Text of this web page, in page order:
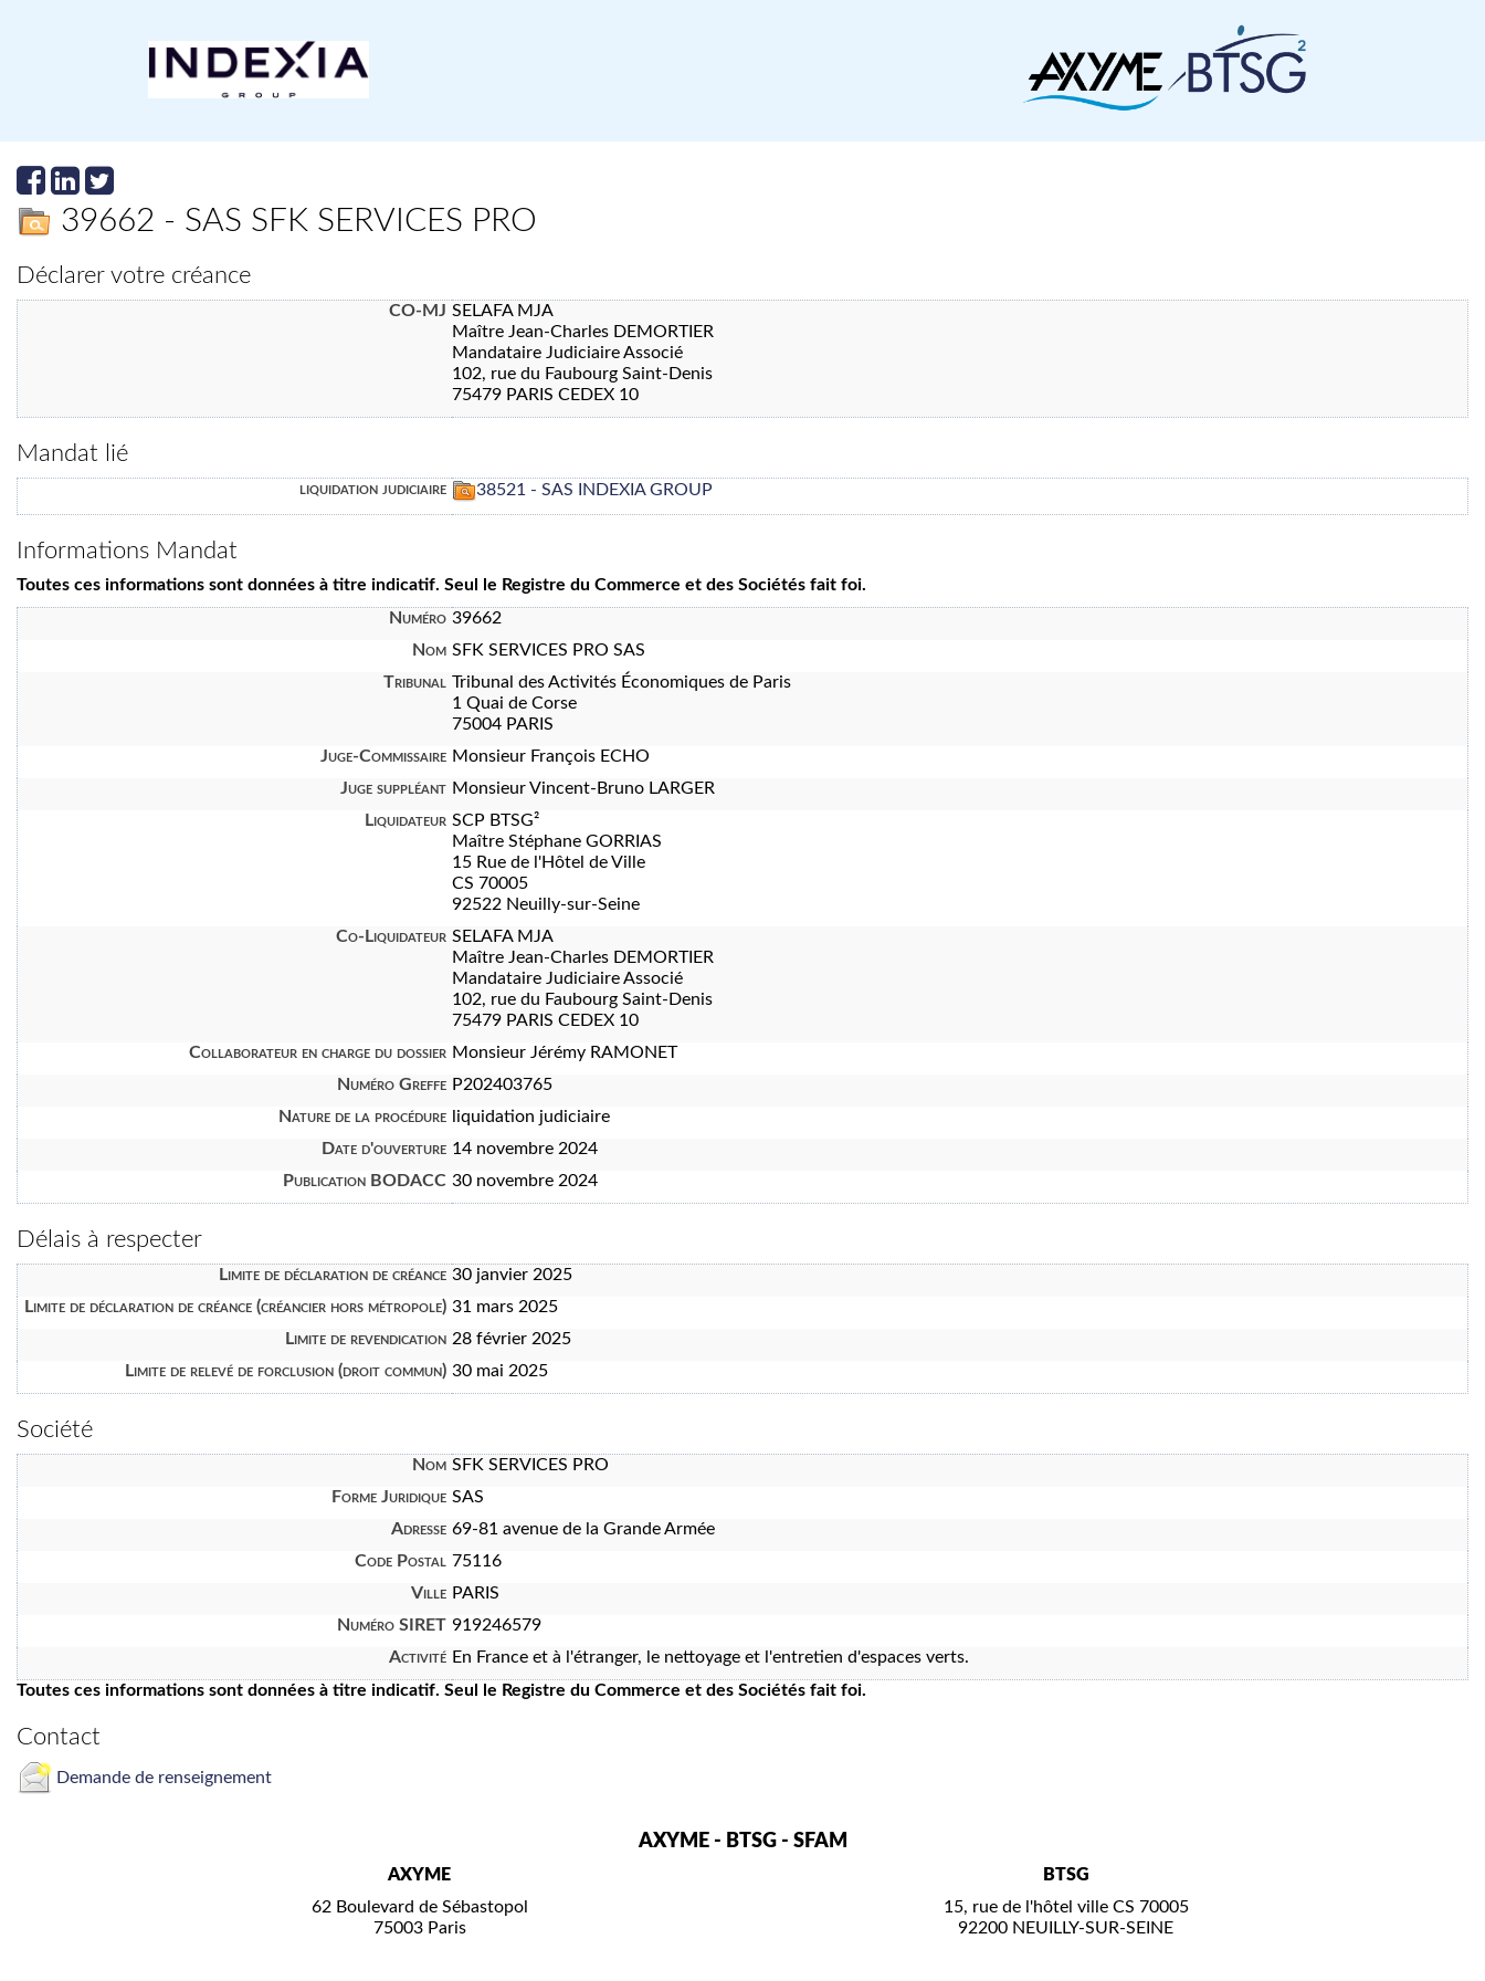
39662 - SAS SFK SERVICES PRO
Déclarer votre créance
CO-MJ SELAFA MJA
Maître Jean-Charles DEMORTIER
Mandataire Judiciaire Associé
102, rue du Faubourg Saint-Denis
75479 PARIS CEDEX 10
Mandat lié
liquidation judiciaire 38521 - SAS INDEXIA GROUP
Informations Mandat
Toutes ces informations sont données à titre indicatif. Seul le Registre du Commerce et des Sociétés fait foi.
Numéro 39662
Nom SFK SERVICES PRO SAS
Tribunal Tribunal des Activités Économiques de Paris
1 Quai de Corse
75004 PARIS
Juge-Commissaire Monsieur François ECHO
Juge suppléant Monsieur Vincent-Bruno LARGER
Liquidateur SCP BTSG²
Maître Stéphane GORRIAS
15 Rue de l'Hôtel de Ville
CS 70005
92522 Neuilly-sur-Seine
Co-Liquidateur SELAFA MJA
Maître Jean-Charles DEMORTIER
Mandataire Judiciaire Associé
102, rue du Faubourg Saint-Denis
75479 PARIS CEDEX 10
Collaborateur en charge du dossier Monsieur Jérémy RAMONET
Numéro Greffe P202403765
Nature de la procédure
liquidation judiciaire
Date d'ouverture 14 novembre 2024
Publication BODACC 30 novembre 2024
Délais à respecter
Limite de déclaration de créance 30 janvier 2025
Limite de déclaration de créance (créancier hors métropole) 31 mars 2025
Limite de revendication 28 février 2025
Limite de relevé de forclusion (droit commun) 30 mai 2025
Société
Nom SFK SERVICES PRO
Forme Juridique SAS
Adresse 69-81 avenue de la Grande Armée
Code Postal 75116
Ville PARIS
Numéro SIRET 919246579
Activité En France et à l'étranger, le nettoyage et l'entretien d'espaces verts.
Toutes ces informations sont données à titre indicatif. Seul le Registre du Commerce et des Sociétés fait foi.
Contact
Demande de renseignement
AXYME - BTSG - SFAM
AXYME
62 Boulevard de Sébastopol
75003 Paris
BTSG
15, rue de l'hôtel ville CS 70005
92200 NEUILLY-SUR-SEINE